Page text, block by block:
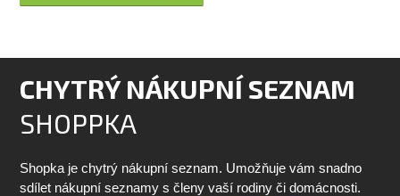
CHYTRÝ NÁKUPNÍ SEZNAM
SHOPPKA
Shopka je chytrý nákupní seznam. Umožňuje vám snadno
sdílet nákupní seznamy s členy vaší rodiny či domácnosti.